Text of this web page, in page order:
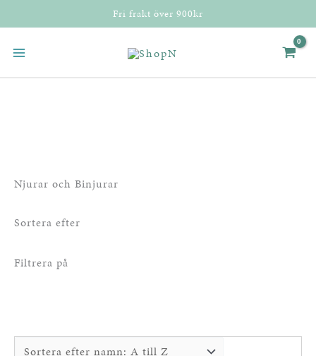
till
innehåll
Fri frakt över 900kr
Njurar och Binjurar
Sortera efter
Filtrera på